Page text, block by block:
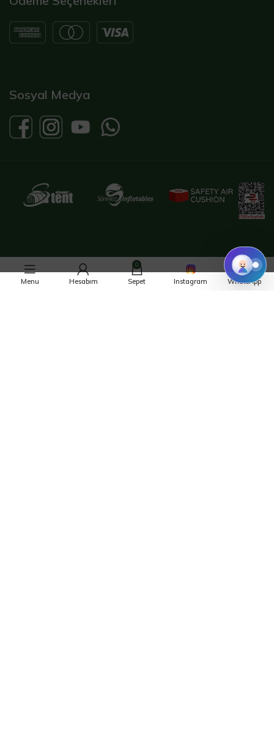
Sosyal Medya
GIZLILIK POLITIKASI ŞARTLAR VE KOŞULLAR KULLANIM KOŞULLARI VERI KORUMA
Menu Hesabım
0
Sepet Instagram WhatsApp